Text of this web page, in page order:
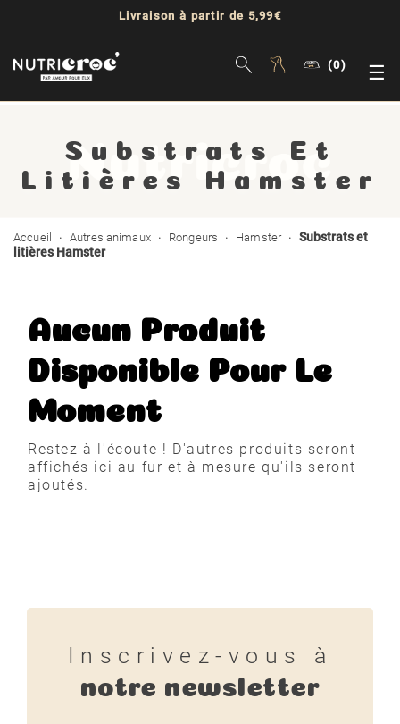
Livraison à partir de 5,99€
(0) ☰
Substrats Et
Litières Hamster
Accueil Autres animaux Rongeurs Hamster
Substrats et
litières Hamster
Aucun Produit
Disponible Pour Le
Moment
Restez à l'écoute ! D'autres produits seront
affichés ici au fur et à mesure qu'ils seront
ajoutés.
Inscrivez-vous à
notre newsletter